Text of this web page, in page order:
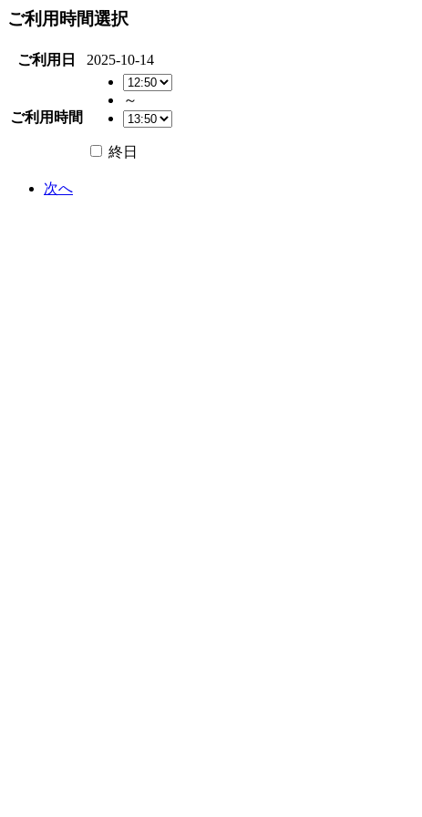
ご利用時間選択
ご利用日 2025-10-14
ご利用時間
～
終日
次へ